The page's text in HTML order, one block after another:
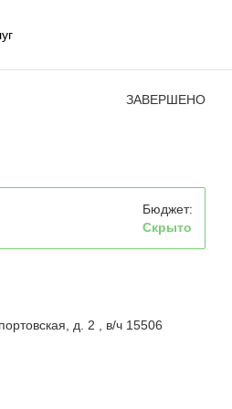
ЗАВЕРШЕНО
Бюджет:
Скрыто
д. 2 , в/ч 15506